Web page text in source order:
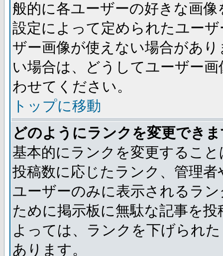
般的に各ユーザーの好きな画
設定によって定められたユー
ザー画像が使えない場合があ
い場合は、どうしてユーザー
わせてください。
トップに移動
どのようにランクを変更でき
基本的にランクを変更するこ
投稿数に応じたランク、管理
ユーザーのみに表示されるラ
ために掲示板に無駄な記事を
よっては、ランクを下げられ
あります。